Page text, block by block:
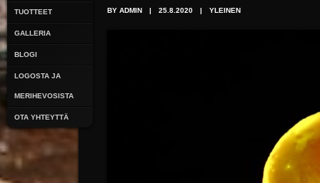
TUOTTEET
GALLERIA
BLOGI
LOGOSTA JA
MERIHEVOSISTA
OTA YHTEYTTÄ
BY ADMIN | 25.8.2020 | YLEINEN